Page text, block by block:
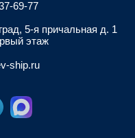
69-77
5-я причальная д. 1
этаж
ship.ru